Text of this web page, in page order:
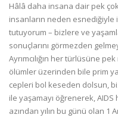
Hâlâ daha insana dair pek
insanların neden esnediğiyle
tutuyorum – bizlere ve
sonuçlarını görmezden
Ayrımcılığın her türlüsüne
ölümler üzerinden bile prim
cepleri bol keseden dolsun,
ile yaşamayı öğrenerek,
azından yılın bu günü olan 1